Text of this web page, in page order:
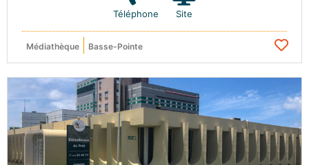
Téléphone Site
Médiathèque Basse-Pointe